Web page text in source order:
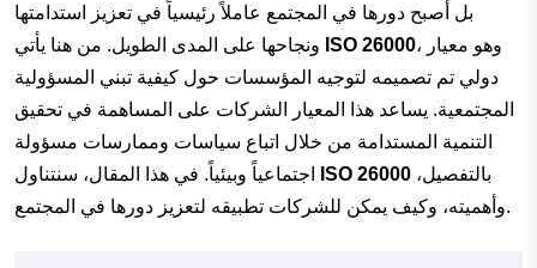
بل أصبح دورها في المجتمع عاملاً رئيسياً في تعزيز استدامتها
ISO 26000، وهو معيار
دولي تم تصميمه لتوجيه المؤسسات حول كيفية تبني المسؤولية
المجتمعية. يساعد هذا المعيار الشركات على المساهمة في تحقيق
التنمية المستدامة من خلال اتباع سياسات وممارسات مسؤولة
ISO 26000
وأهميته، وكيف يمكن للشركات تطبيقه لتعزيز دورها في المجتمع.